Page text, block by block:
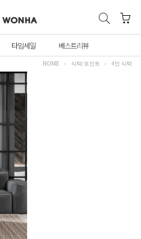
타임세일 베스트리뷰
HOME 식탁/포인트 4인 식탁